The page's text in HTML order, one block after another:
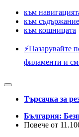
към
към
към кошницата
⚡️Пазарувайте
филаменти и
Търсачка за
България:
Повече от